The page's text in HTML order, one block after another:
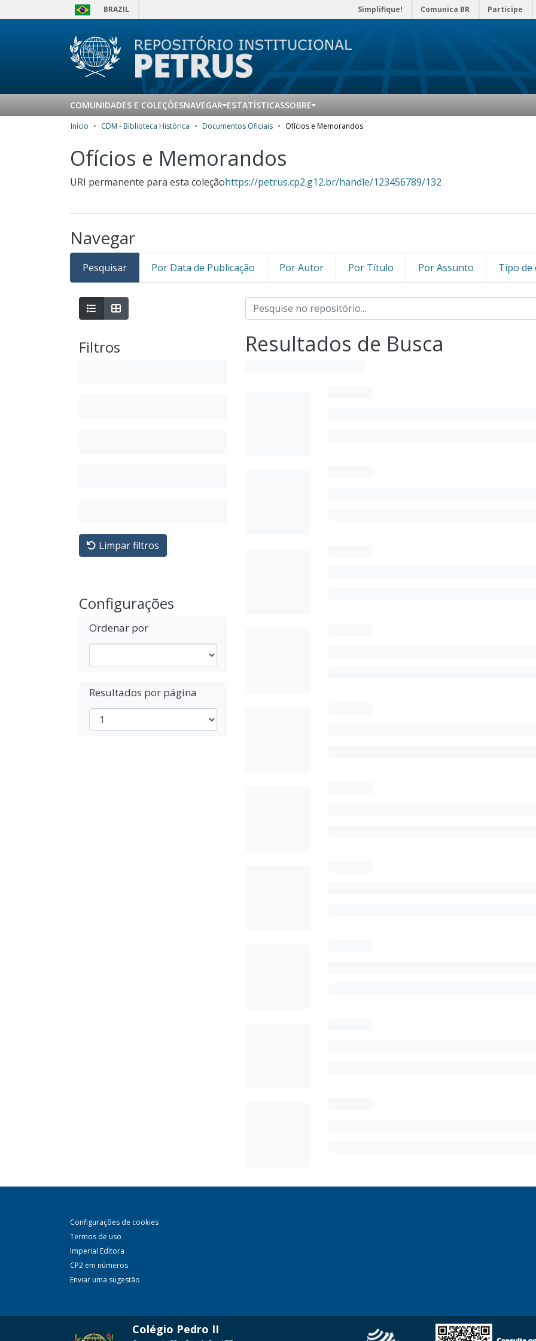
BRAZIL Simplifique! Comunica BR Participe
COMUNIDADES E COLEÇÕESNAVEGAR ESTATÍSTICASSOBRE
Início CDM - Biblioteca Histórica Documentos Oficiais Ofícios e Memorandos
Ofícios e Memorandos
URI permanente para esta coleçãohttps://petrus.cp2.g12.br/handle/123456789/132
Navegar
Pesquisar Por Data de Publicação Por Autor Por Título Por Assunto Tipo de
Filtros
Limpar filtros
Configurações
Ordenar por
Resultados por página
Resultados de Busca
Configurações de cookies
Termos de uso
Imperial Editora
CP2 em números
Enviar uma sugestão
Colégio Pedro II